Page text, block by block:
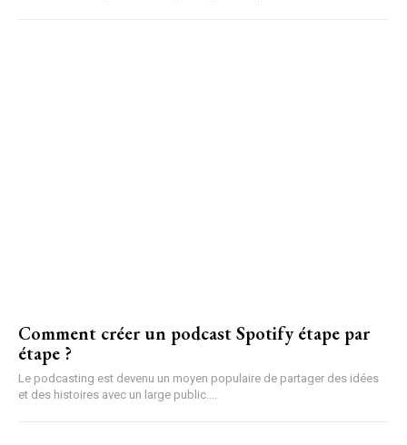
Comment créer un podcast Spotify étape par
étape ?
Le podcasting est devenu un moyen populaire de partager des idées
et des histoires avec un large public....